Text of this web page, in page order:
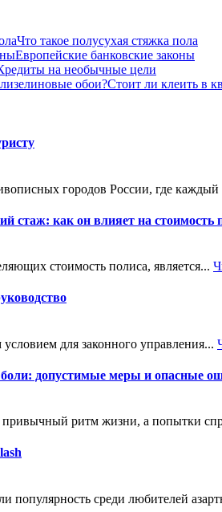
Что такое полусухая стяжка пола
Европейские банковские законы
на необычные цели
Стоит ли клеить в
городов России, где каждый
стаж: как он влияет на стоимость
стоимость полиса, является...
для законного управления...
боли: допустимые меры и опасные
привычный ритм жизни, а попытки
популярность среди любителей